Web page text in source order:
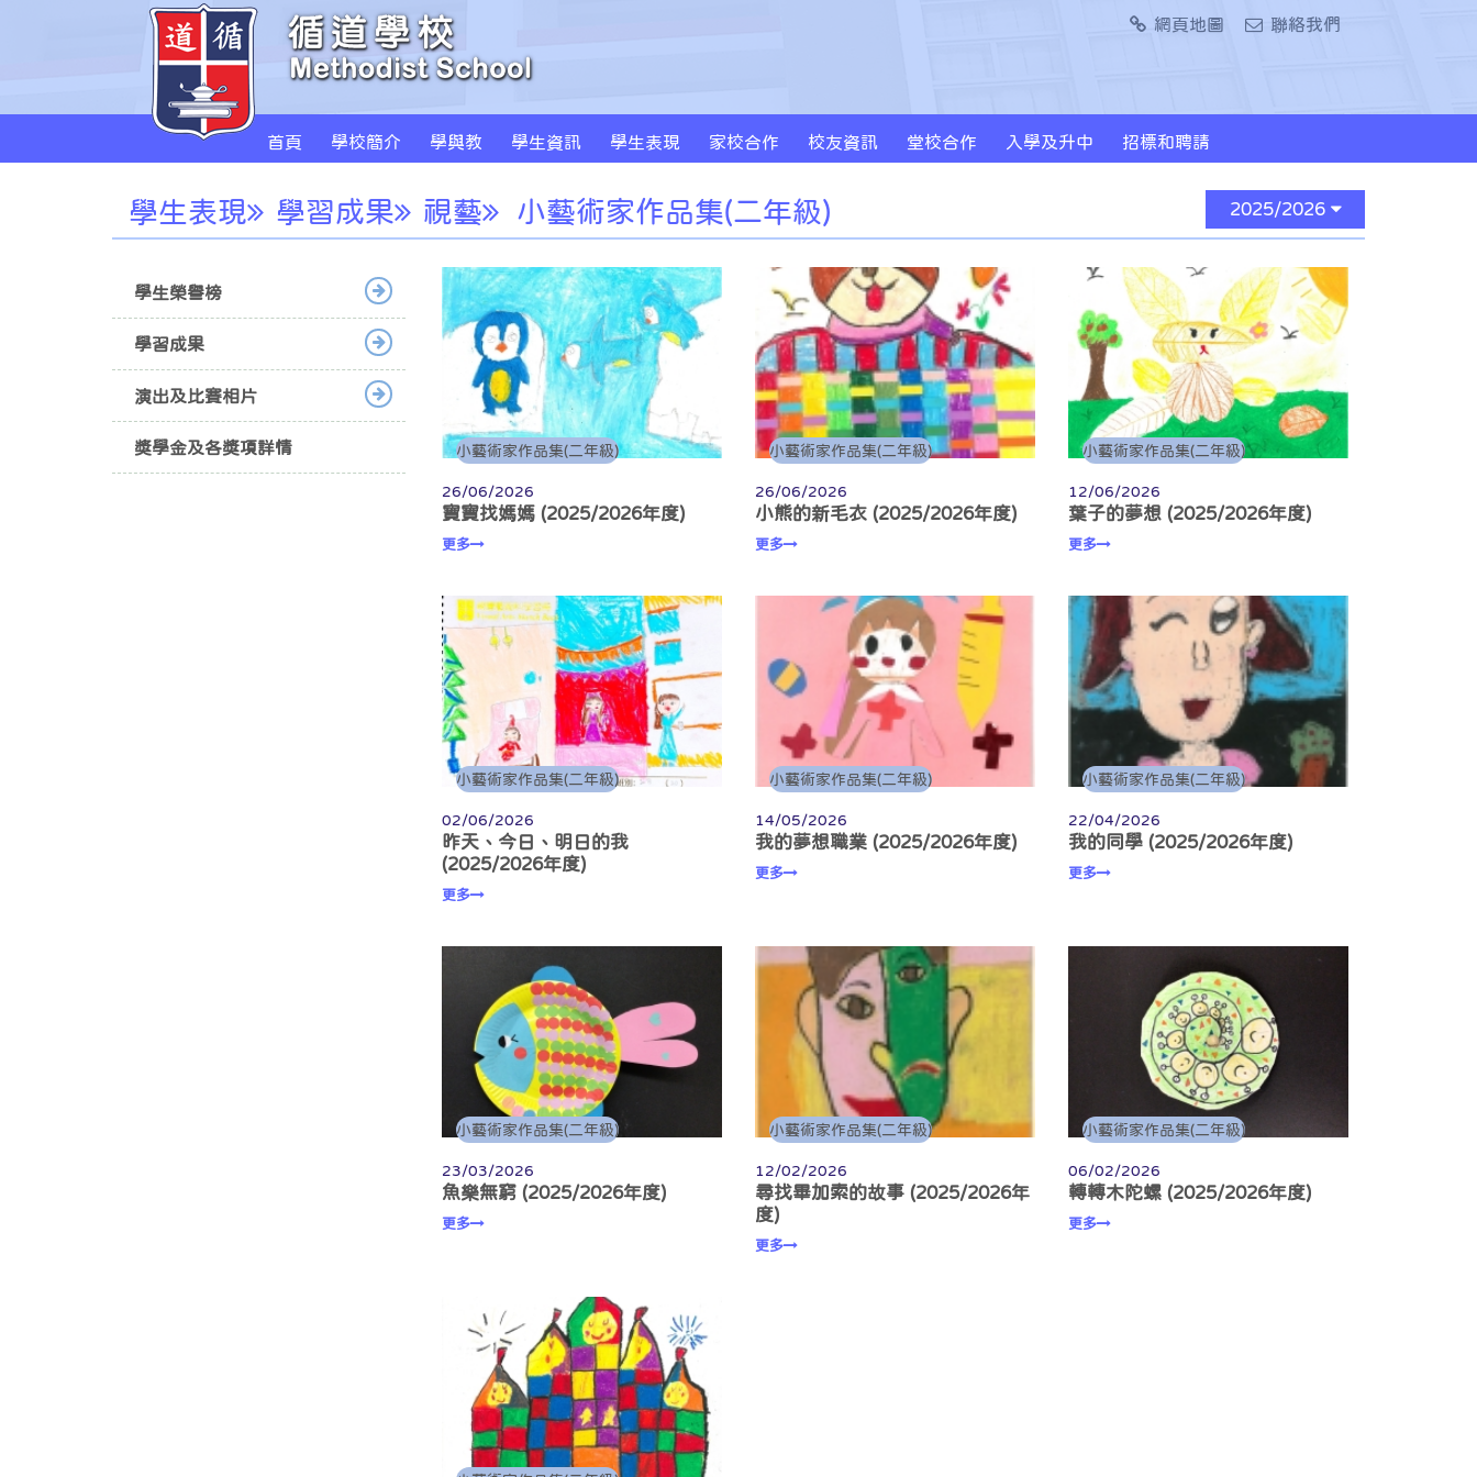
網頁地圖 聯絡我們
首頁 學校簡介 學與教 學生資訊 學生表現 家校合作 校友資訊 堂校合作 入學及升中 招標和聘請
學生表現 學習成果 視藝 小藝術家作品集(二年級) 2025/2026
學生榮譽榜
學習成果
演出及比賽相片
獎學金及各獎項詳情 小藝術家作品集(二年級)
26/06/2026
寶寶找媽媽 (2025/2026年度)
更多
小藝術家作品集(二年級)
26/06/2026
小熊的新毛衣 (2025/2026年度)
更多
小藝術家作品集(二年級)
12/06/2026
葉子的夢想 (2025/2026年度)
更多
小藝術家作品集(二年級)
02/06/2026
昨天、今日、明日的我
(2025/2026年度)
更多
小藝術家作品集(二年級)
14/05/2026
我的夢想職業 (2025/2026年度)
更多
小藝術家作品集(二年級)
22/04/2026
我的同學 (2025/2026年度)
更多
小藝術家作品集(二年級)
23/03/2026
魚樂無窮 (2025/2026年度)
更多
小藝術家作品集(二年級)
12/02/2026
尋找畢加索的故事 (2025/2026年
度)
更多
小藝術家作品集(二年級)
06/02/2026
轉轉木陀螺 (2025/2026年度)
更多